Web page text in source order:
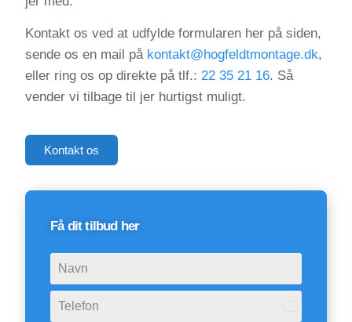
Kontakt os ved at udfylde formularen her på siden,
sende os en mail på kontakt@hogfeldtmontage.dk,
eller ring os op direkte på tlf.: 22 35 21 16. Så
vender vi tilbage til jer hurtigst muligt.
Kontakt os
Få dit tilbud her